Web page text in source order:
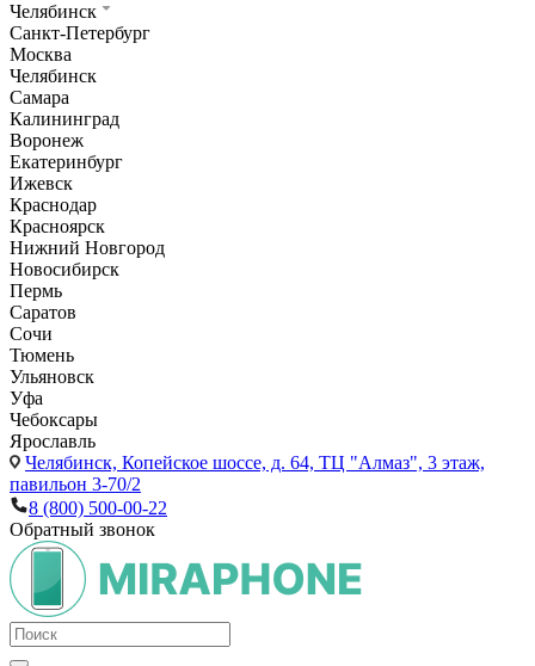
Челябинск
Санкт-Петербург
Москва
Челябинск
Самара
Калининград
Воронеж
Екатеринбург
Ижевск
Краснодар
Красноярск
Нижний Новгород
Новосибирск
Пермь
Саратов
Сочи
Тюмень
Ульяновск
Уфа
Чебоксары
Ярославль
Челябинск, Копейское шоссе, д. 64, ТЦ "Алмаз", 3 этаж,
павильон 3-70/2
8 (800) 500-00-22
Обратный звонок